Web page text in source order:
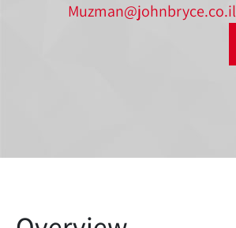
Muzman@johnbryce.co.il